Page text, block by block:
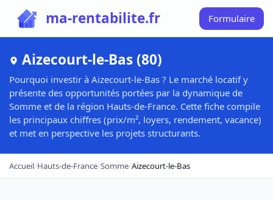
ma-rentabilite.fr Formulaire
Aizecourt-le-Bas (80)
Pourquoi investir à Aizecourt-le-Bas ? Le marché locatif y
présente des opportunités portées par la dynamique de
Somme et de la région Hauts-de-France. Cette fiche compile
les principaux chiffres (prix/m², loyers, rendement, vacance)
et met en perspective les projets structurants.
Accueil/Hauts-de-France/Somme/Aizecourt-le-Bas